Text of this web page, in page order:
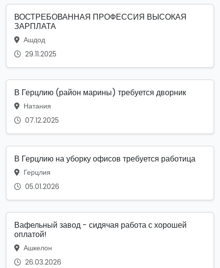
ВОСТРЕБОВАННАЯ ПРОФЕССИЯ ВЫСОКАЯ
ЗАРПЛАТА
Ашдод
29.11.2025
В Герцлию (район марины) требуется дворник
Натания
07.12.2025
В Герцлию на уборку офисов требуется работица
Герцлия
05.01.2026
Вафельный завод - сидячая работа с хорошей
оплатой!
Ашкелон
26.03.2026